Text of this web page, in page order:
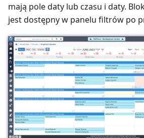
mają pole daty lub czasu i daty.
jest dostępny w panelu filtrów po